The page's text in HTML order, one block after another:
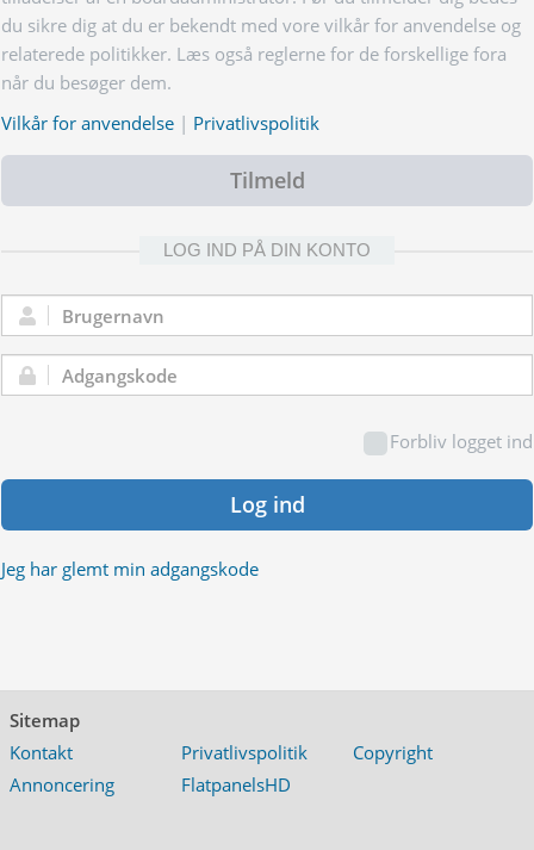
du sikre dig at du er bekendt med vore vilkår for anvendelse og
relaterede politikker. Læs også reglerne for de forskellige fora
når du besøger dem.
Vilkår for anvendelse | Privatlivspolitik
Tilmeld
LOG IND PÅ DIN KONTO
Brugernavn:
Adgangskode:
Forbliv logget ind
Log ind
Jeg har glemt min adgangskode
Sitemap
Kontakt
Privatlivspolitik
Copyright
Annoncering
FlatpanelsHD